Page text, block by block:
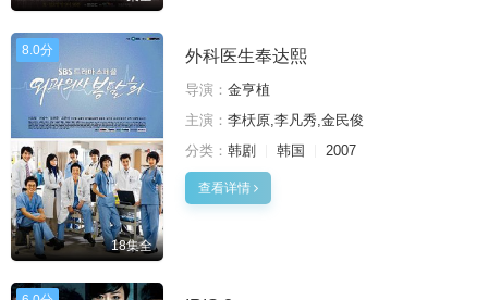
8.0分
18集全
外科医生奉达熙
导演： 金亨植
主演： 李枖原,李凡秀,金民俊
分类： 韩剧 韩国 2007
查看详情